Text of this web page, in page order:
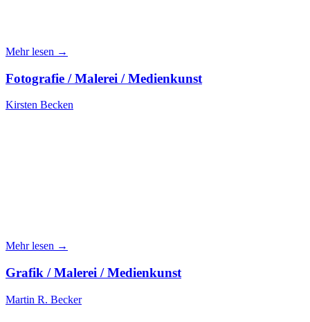
Mehr lesen →
Fotografie / Malerei / Medienkunst
Kirsten Becken
Mehr lesen →
Grafik / Malerei / Medienkunst
Martin R. Becker